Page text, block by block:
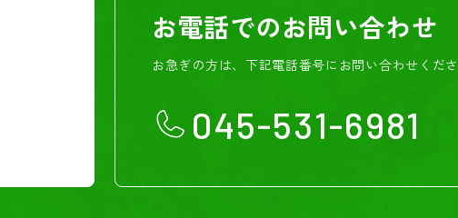
お電話でのお問い合わせ
お急ぎの方は、下記電話番号にお問い合わせくださ
045-531-6981